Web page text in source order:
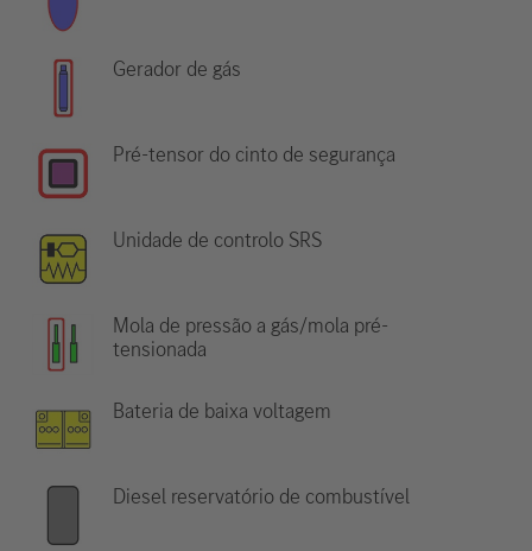
Gerador de gás
Pré-tensor do cinto de segurança
Unidade de controlo SRS
Mola de pressão a gás/mola pré-
tensionada
Bateria de baixa voltagem
Diesel reservatório de combustível